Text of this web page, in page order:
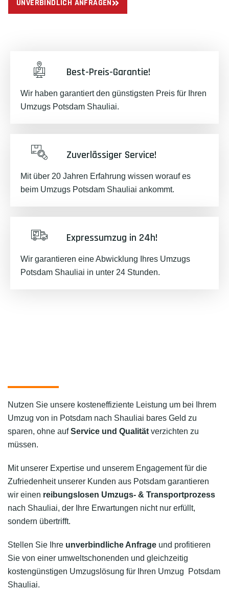
UNVERBINDLICH ANFRAGEN
Best-Preis-Garantie!
Wir haben garantiert den günstigsten Preis für Ihren
Umzugs Potsdam Shauliai.
Zuverlässiger Service!
Mit über 20 Jahren Erfahrung wissen worauf es
beim Umzugs Potsdam Shauliai ankommt.
Expressumzug in 24h!
Wir garantieren eine Abwicklung Ihres Umzugs
Potsdam Shauliai in unter 24 Stunden.
Nutzen Sie unsere kosteneffiziente Leistung um bei Ihrem
Umzug von in Potsdam nach Shauliai bares Geld zu
sparen, ohne aufService und Qualität verzichten zu
müssen.
Mit unserer Expertise und unserem Engagement für die
Zufriedenheit unserer Kunden aus Potsdam garantieren
wir einen reibungslosen Umzugs- & Transportprozess
nach Shauliai, der Ihre Erwartungen nicht nur erfüllt,
sondern übertrifft.
Stellen Sie Ihre unverbindliche Anfrage und profitieren
Sie von einer umweltschonenden und gleichzeitig
kostengünstigen Umzugslösung für Ihren Umzug Potsdam
Shauliai.